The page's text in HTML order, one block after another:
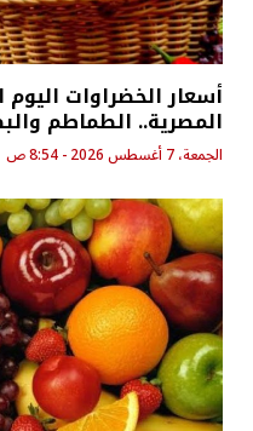
أسعار الخضراوات
المصرية.. الطماطم
الجمعة، 7 أغسطس 2026 - 8:54 ص